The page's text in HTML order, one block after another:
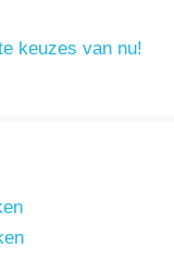
keuzes van nu!